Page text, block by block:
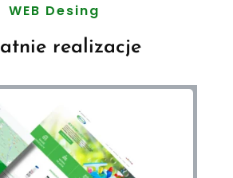
WEB Desing
realizacje